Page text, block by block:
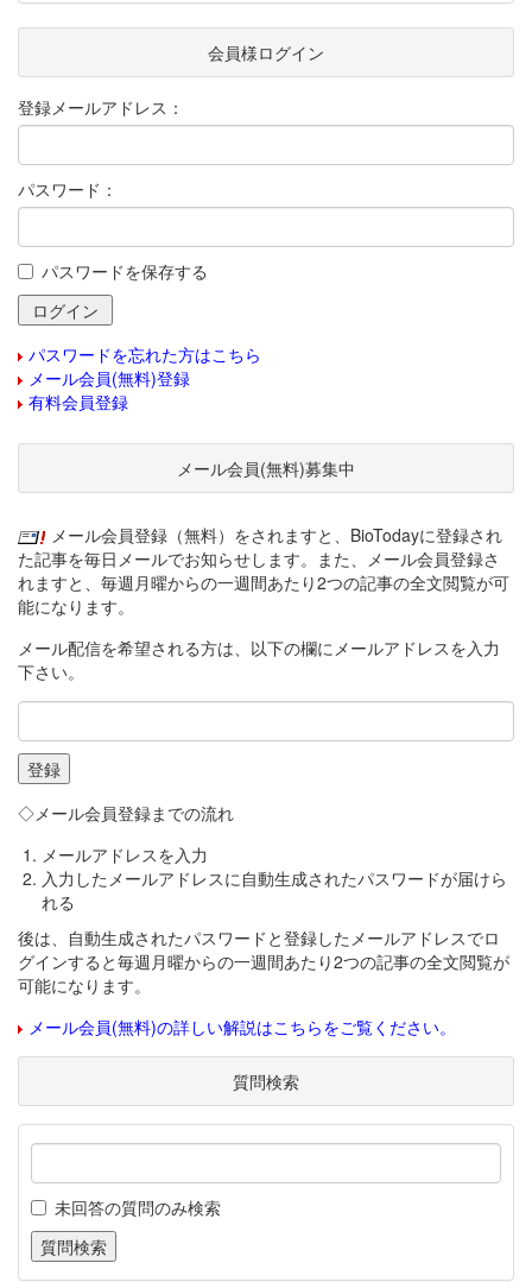
会員様ログイン
登録メールアドレス：
パスワード：
パスワードを保存する
パスワードを忘れた方はこちら
メール会員(無料)登録
有料会員登録
メール会員(無料)募集中
メール会員登録（無料）をされますと、BioTodayに登録され
た記事を毎日メールでお知らせします。また、メール会員登録さ
れますと、毎週月曜からの一週間あたり2つの記事の全文閲覧が可
能になります。
メール配信を希望される方は、以下の欄にメールアドレスを入力
下さい。
◇メール会員登録までの流れ
メールアドレスを入力
入力したメールアドレスに自動生成されたパスワードが届けら
れる
後は、自動生成されたパスワードと登録したメールアドレスでロ
グインすると毎週月曜からの一週間あたり2つの記事の全文閲覧が
可能になります。
メール会員(無料)の詳しい解説はこちらをご覧ください。
質問検索
未回答の質問のみ検索